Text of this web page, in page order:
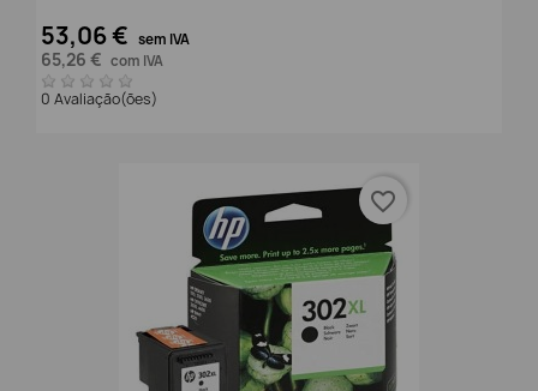
53,06 € sem IVA
65,26 € com IVA
0 Avaliação(ões)
favorite_border